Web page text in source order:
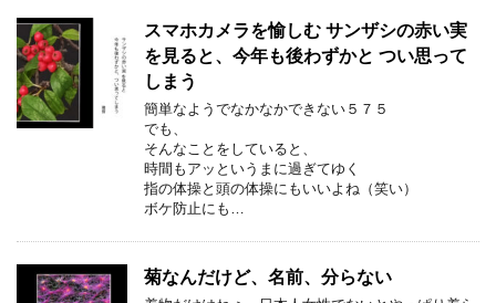
スマホカメラを愉しむ サンザシの赤い実
を見ると、今年も後わずかと つい思って
しまう
簡単なようでなかなかできない５７５
でも、
そんなことをしていると、
時間もアッというまに過ぎてゆく
指の体操と頭の体操にもいいよね（笑い）
ボケ防止にも…
菊なんだけど、名前、分らない